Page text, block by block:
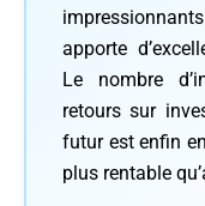
apporte
Le nombre
retours sur
futur est enfin
plus rentable